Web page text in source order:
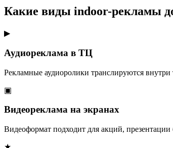
Какие виды indoor-рекламы
▶
Аудиореклама в ТЦ
Рекламные аудиоролики транслируются
▣
Видеореклама на экранах
Видеоформат подходит для акций,